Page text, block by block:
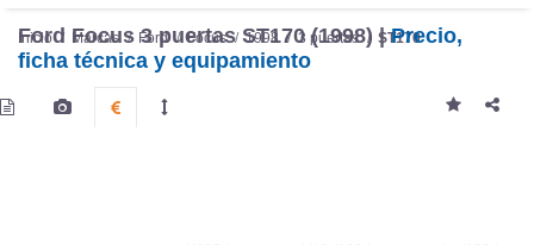
Inicio Marcas Ford Focus 1998 3 puertas ST170
Ford Focus 3 puertas ST170 (1998) |Precio,
ficha técnica y equipamiento